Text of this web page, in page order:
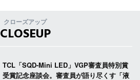
クローズアップ
CLOSEUP
TCL「SQD-Mini LED」VGP審査員特別賞
受賞記念座談会。審査員が語り尽くす「液